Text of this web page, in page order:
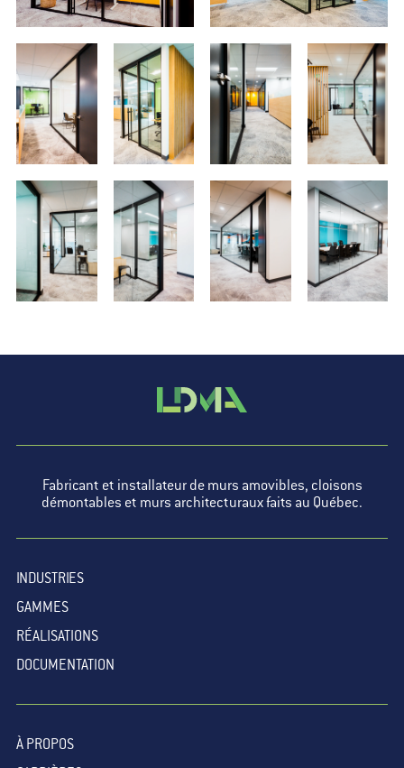
Fabricant et installateur de murs amovibles, cloisons
démontables et murs architecturaux faits au Québec.
INDUSTRIES
GAMMES
RÉALISATIONS
DOCUMENTATION
À PROPOS